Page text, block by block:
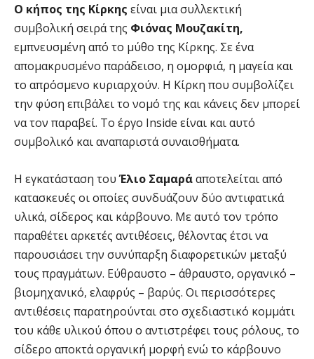
Ο κήπος της Κίρκης είναι μια συλλεκτική
συμβολική σειρά της Φιόνας Μουζακίτη,
εμπνευσμένη από το μύθο της Κίρκης. Σε ένα
απομακρυσμένο παράδεισο, η ομορφιά, η μαγεία και
το απρόσμενο κυριαρχούν. Η Κίρκη που συμβολίζει
την φύση επιβάλει το νομό της και κάνεις δεν μπορεί
να τον παραβεί. Το έργο Inside είναι και αυτό
συμβολικό και αναπαριστά συναισθήματα.
Η εγκατάσταση τουΈλιο Σαμαράαποτελείται από
κατασκευές οι οποίες συνδυάζουν δύο αντιφατικά
υλικά, σίδερος και κάρβουνο. Με αυτό τον τρόπο
παραθέτει αρκετές αντιθέσεις, θέλοντας έτσι να
παρουσιάσει την συνύπαρξη διαφορετικών μεταξύ
τους πραγμάτων. Εύθραυστο – άθραυστο, οργανικό –
βιομηχανικό, ελαφρύς – βαρύς. Οι περισσότερες
αντιθέσεις παρατηρούνται στο σχεδιαστικό κομμάτι
του κάθε υλικού όπου ο αντιστρέφει τους ρόλους, το
σίδερο αποκτά οργανική μορφή ενώ το κάρβουνο